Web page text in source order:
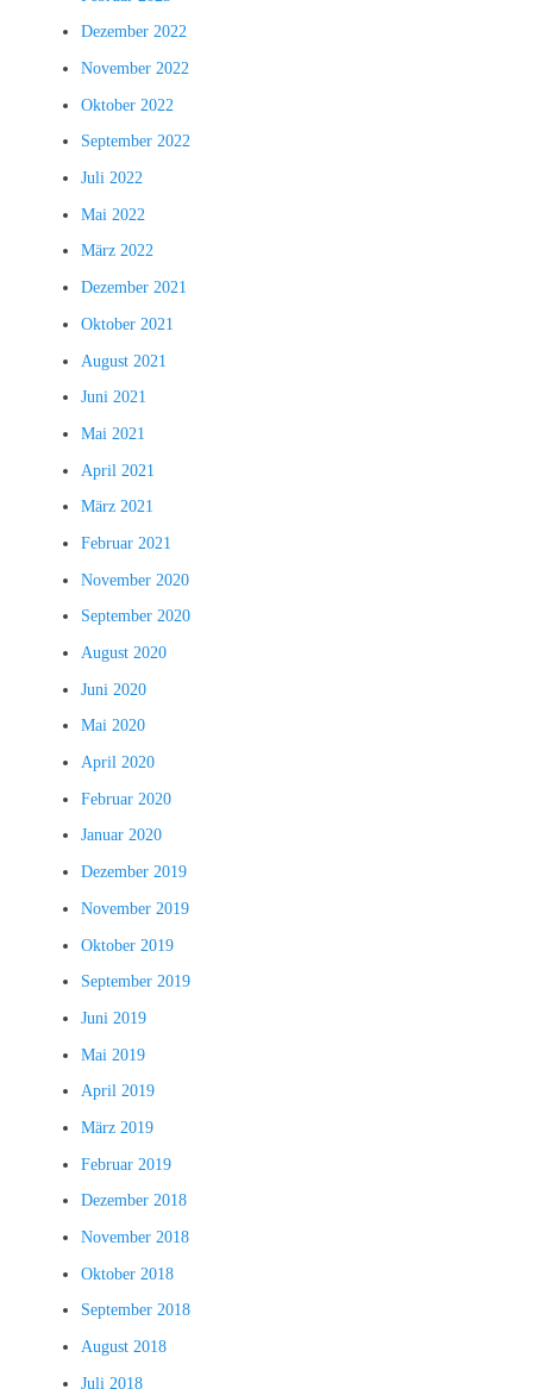
Dezember 2022
November 2022
Oktober 2022
September 2022
Juli 2022
Mai 2022
März 2022
Dezember 2021
Oktober 2021
August 2021
Juni 2021
Mai 2021
April 2021
März 2021
Februar 2021
November 2020
September 2020
August 2020
Juni 2020
Mai 2020
April 2020
Februar 2020
Januar 2020
Dezember 2019
November 2019
Oktober 2019
September 2019
Juni 2019
Mai 2019
April 2019
März 2019
Februar 2019
Dezember 2018
November 2018
Oktober 2018
September 2018
August 2018
Juli 2018